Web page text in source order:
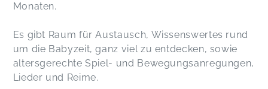
Monaten.
Es gibt Raum für Austausch, Wissenswertes rund
um die Babyzeit, ganz viel zu entdecken, sowie
altersgerechte Spiel- und Bewegungsanregungen,
Lieder und Reime.